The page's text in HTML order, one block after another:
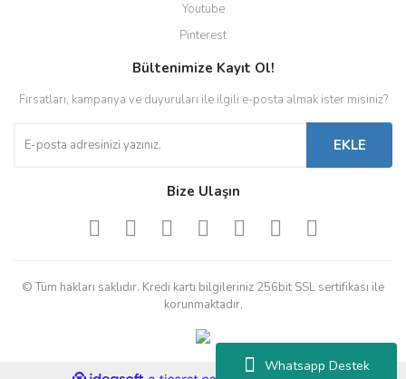
Whatsapp Destek
Youtube
Pinterest
Bültenimize Kayıt Ol!
Fırsatları, kampanya ve duyuruları ile ilgili e-posta almak ister misiniz?
EKLE
Bize Ulaşın
© Tüm hakları saklıdır. Kredi kartı bilgileriniz 256bit SSL sertifikası ile
korunmaktadır.